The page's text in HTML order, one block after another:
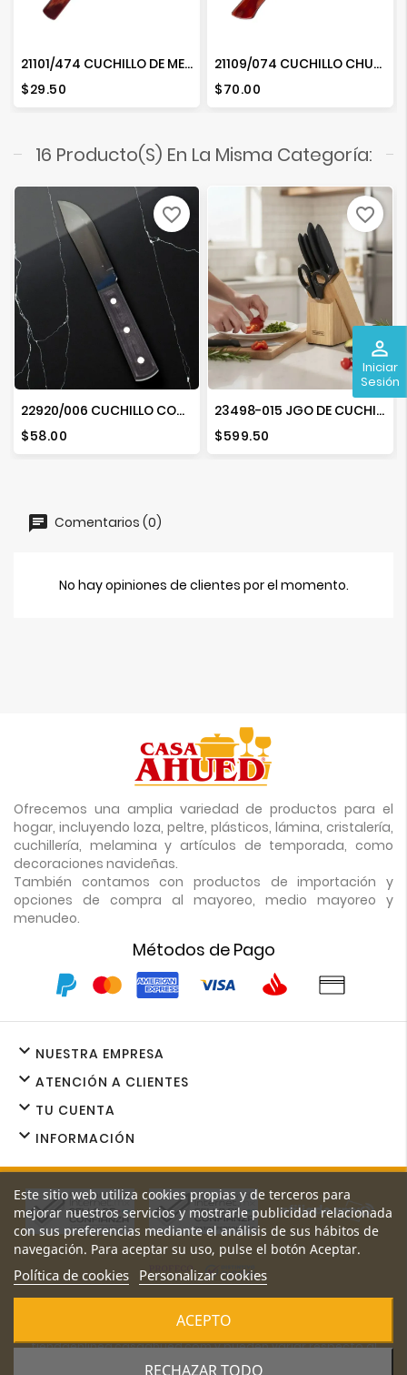
perm_identity
Iniciar
Sesión
21101/474 CUCHILLO DE MESA 4 LOLYWOOD
Precio
$29.50
21109/074 CUCHILLO CHULETERO 4"
Precio
$70.00
16 Producto(s) En La Misma Categoría:
22920/006 CUCHILLO COCINA 6"
Precio
$58.00
favorite_border
23498-015 JGO DE CUCHILLOS 6PZ
Precio
$599.50
favorite_border
Comentarios (0)
No hay opiniones de clientes por el momento.
Ofrecemos una amplia variedad de productos para el
hogar, incluyendo loza, peltre, plásticos, lámina, cristalería,
cuchillería, melamina y artículos de temporada, como
decoraciones navideñas.
También contamos con productos de importación y
opciones de compra al mayoreo, medio mayoreo y
menudeo.
Métodos de Pago
NUESTRA EMPRESA

ATENCIÓN A CLIENTES

TU CUENTA

INFORMACIÓN

Este sitio web utiliza cookies propias y de terceros para
mejorar nuestros servicios y mostrarle publicidad relacionada
con sus preferencias mediante el análisis de sus hábitos de
navegación. Para aceptar su uso, pulse el botón Aceptar.
Política de cookies Personalizar cookies
RECHAZAR TODO
ACEPTO
de
tiendaenlinea.casaahued.com y pueden variar respecto al
precio de nuestras sucursales.